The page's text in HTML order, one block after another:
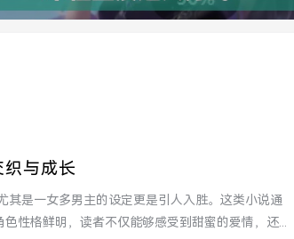
与成长
性格鲜明，读者不仅能够感受到甜蜜的爱情，还...